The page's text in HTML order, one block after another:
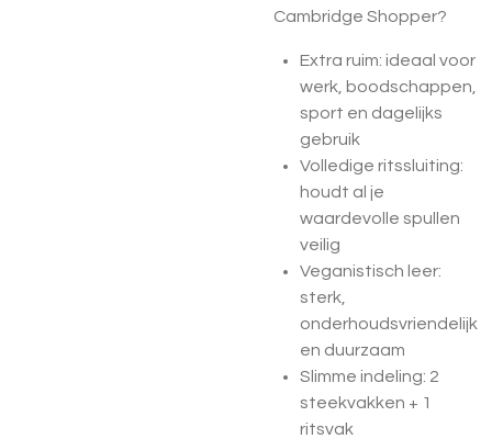
Cambridge Shopper?
Extra ruim: ideaal voor
werk, boodschappen,
sport en dagelijks
gebruik
Volledige ritssluiting:
houdt al je
waardevolle spullen
veilig
Veganistisch leer:
sterk,
onderhoudsvriendelijk
en duurzaam
Slimme indeling: 2
steekvakken + 1
ritsvak